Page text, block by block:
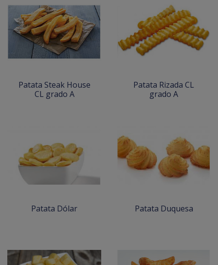
Patata Steak House
CL grado A
Patata Rizada CL
grado A
Patata Dólar Patata Duquesa